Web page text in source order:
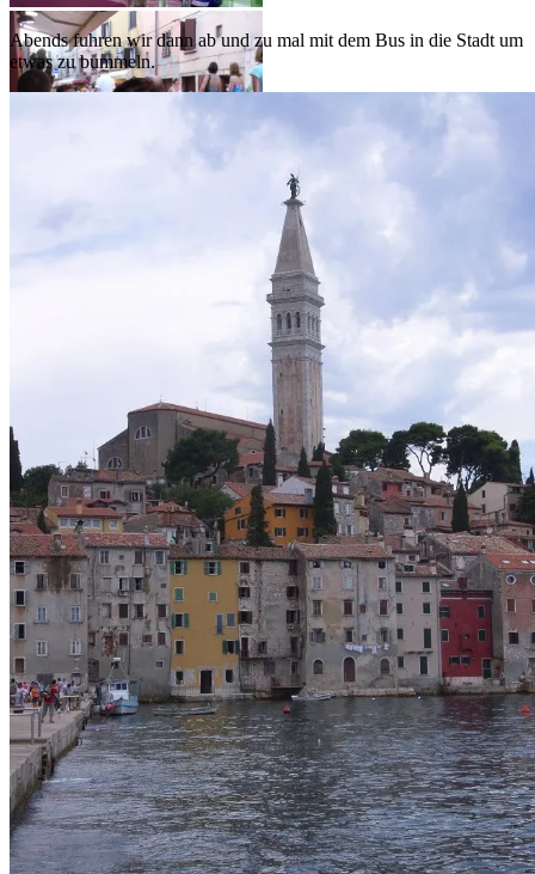
Abends fuhren wir dann ab und zu mal mit dem Bus in die Stadt um
etwas zu bummeln.